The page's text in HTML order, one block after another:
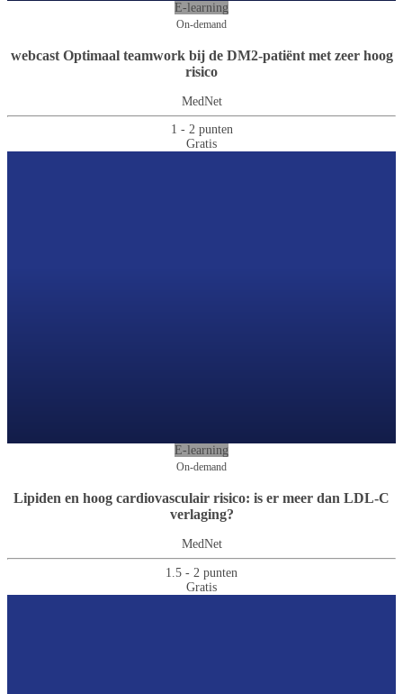
E-learning
On-demand
webcast Optimaal teamwork bij de DM2-patiënt met zeer hoog
risico
MedNet
1 - 2 punten
Gratis
E-learning
On-demand
Lipiden en hoog cardiovasculair risico: is er meer dan LDL-C
verlaging?
MedNet
1.5 - 2 punten
Gratis